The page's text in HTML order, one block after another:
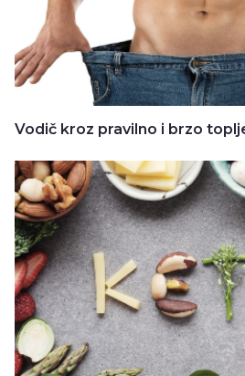
Vodič kroz pravilno i brzo